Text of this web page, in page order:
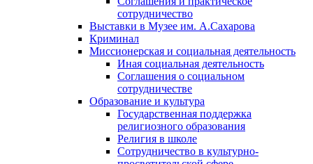
сотрудничество
Выставки в Музее им. А.Сахарова
Криминал
Миссионерская и социальная деятельность
Иная социальная деятельность
Соглашения о социальном
сотрудничестве
Образование и культура
Государственная поддержка
религиозного образования
Религия в школе
Сотрудничество в культурно-